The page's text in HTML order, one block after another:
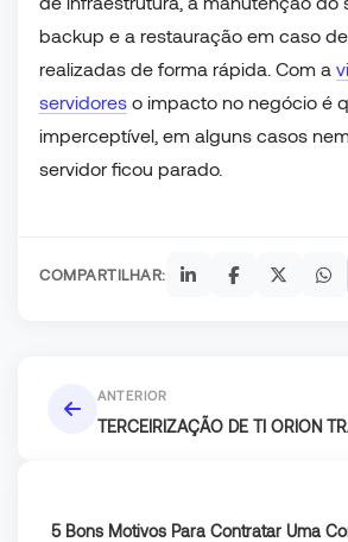
backup e a restauração em caso
realizadas de forma rápida. Com a
servidores o impacto no negócio é
imperceptível, em alguns casos
servidor ficou parado.
COMPARTILHAR:
ANTERIOR
TERCEIRIZAÇÃO DE TI ORION
5 Bons Motivos Para Contratar Uma